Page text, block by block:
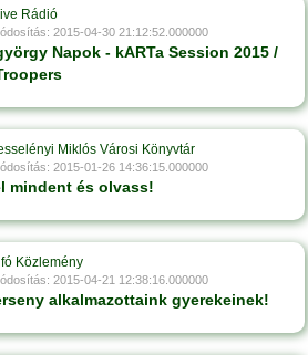
Rádió
2015-04-30 21:12:52.000000
Napok - kARTa Session 2015 /
Miklós Városi Könyvtár
2015-01-26 14:36:15.000000
mindent és olvass!
Közlemény
2015-04-21 12:38:16.000000
alkalmazottaink gyerekeinek!